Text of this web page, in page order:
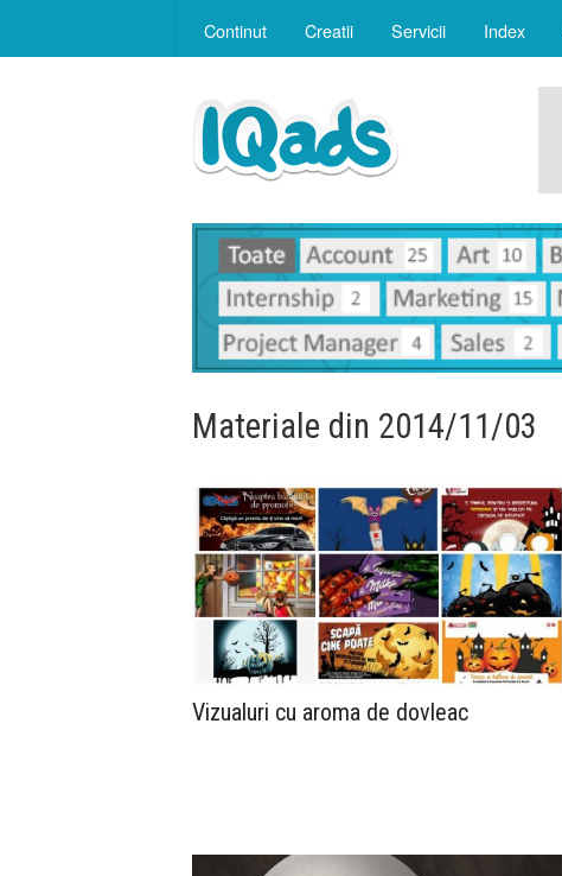
Continut Creatii Servicii Index
Materiale din 2014/11/03
Vizualuri cu aroma de dovleac